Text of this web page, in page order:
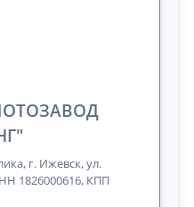
г. Ижевск, ул.
1826000616, КПП